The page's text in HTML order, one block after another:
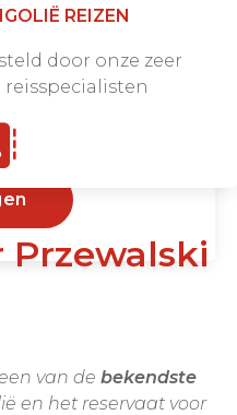
REIZEN
door onze zeer
van de bekendste
en het reservaat voor